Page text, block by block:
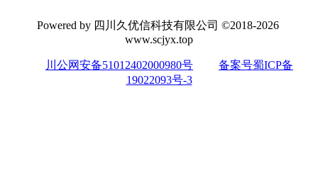
Powered by 四川久优信科技有限公司 ©2018-2026
www.scjyx.top
川公网安备51012402000980号
备案号蜀ICP备
19022093号-3